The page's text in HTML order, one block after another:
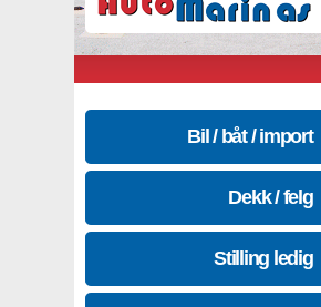
Bil / båt / import
Dekk / felg
Stilling ledig